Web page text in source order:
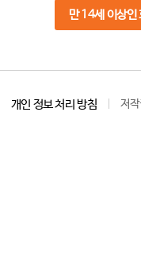
만 14세 이상인
개인 정보 처리 방침 저